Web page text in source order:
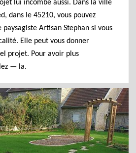
lui incombe aussi. Dans la ville
dans le 45210, vous pouvez
Artisan Stephan si vous
Elle peut vous donner
projet. Pour avoir plus
— la.